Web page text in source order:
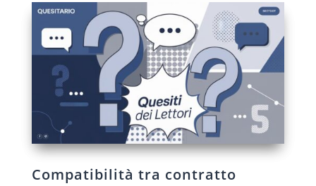
Compatibilità tra contratto